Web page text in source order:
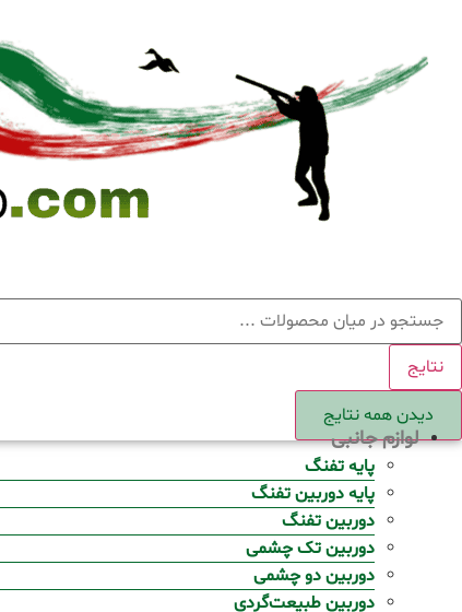
content
جستجو
.
نتایج
دیدن همه نتایج
لوازم جانبی
پایه تفنگ
پایه دوربین تفنگ
دوربین تفنگ
دوربین تک چشمی
دوربین دو چشمی
دوربین طبیعت‌گردی